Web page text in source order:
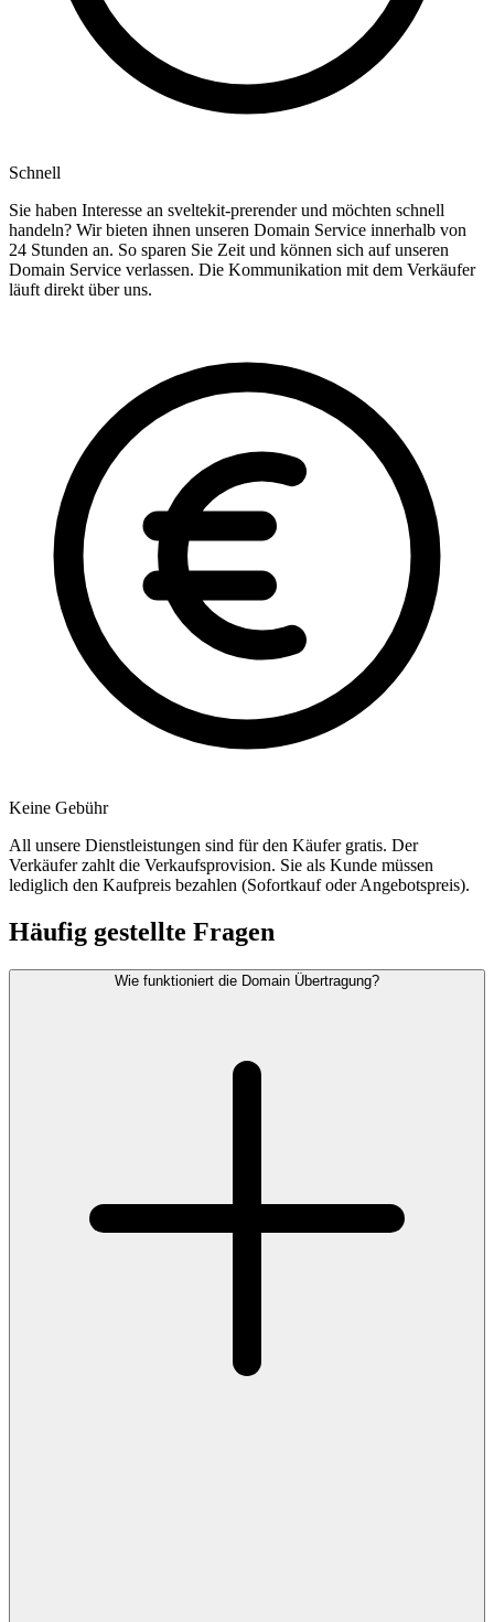
Schnell
Sie haben Interesse an sveltekit-prerender und möchten schnell
handeln? Wir bieten ihnen unseren Domain Service innerhalb von
24 Stunden an. So sparen Sie Zeit und können sich auf unseren
Domain Service verlassen. Die Kommunikation mit dem Verkäufer
läuft direkt über uns.
Keine Gebühr
All unsere Dienstleistungen sind für den Käufer gratis. Der
Verkäufer zahlt die Verkaufsprovision. Sie als Kunde müssen
lediglich den Kaufpreis bezahlen (Sofortkauf oder Angebotspreis).
Häufig gestellte Fragen
Wie funktioniert die Domain Übertragung?